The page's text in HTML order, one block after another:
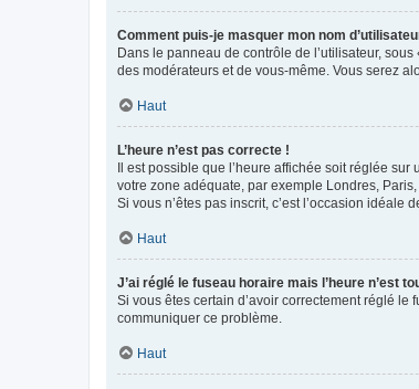
Comment puis-je masquer mon nom
Dans le panneau de contrôle de l’utilisateur,
des modérateurs et de vous-même. Vous serez
Haut
L’heure n’est pas correcte !
Il est possible que l’heure affichée soit réglée
votre zone adéquate, par exemple Londres,
Si vous n’êtes pas inscrit, c’est l’occasion idéale
Haut
J’ai réglé le fuseau horaire mais l’heure n’est
Si vous êtes certain d’avoir correctement réglé le
communiquer ce problème.
Haut